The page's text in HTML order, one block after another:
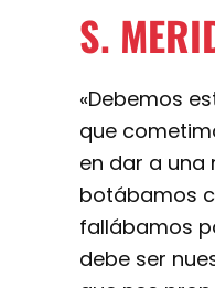
S.
«Debemos
que
en dar a una
botábamos
fallábamos
debe ser